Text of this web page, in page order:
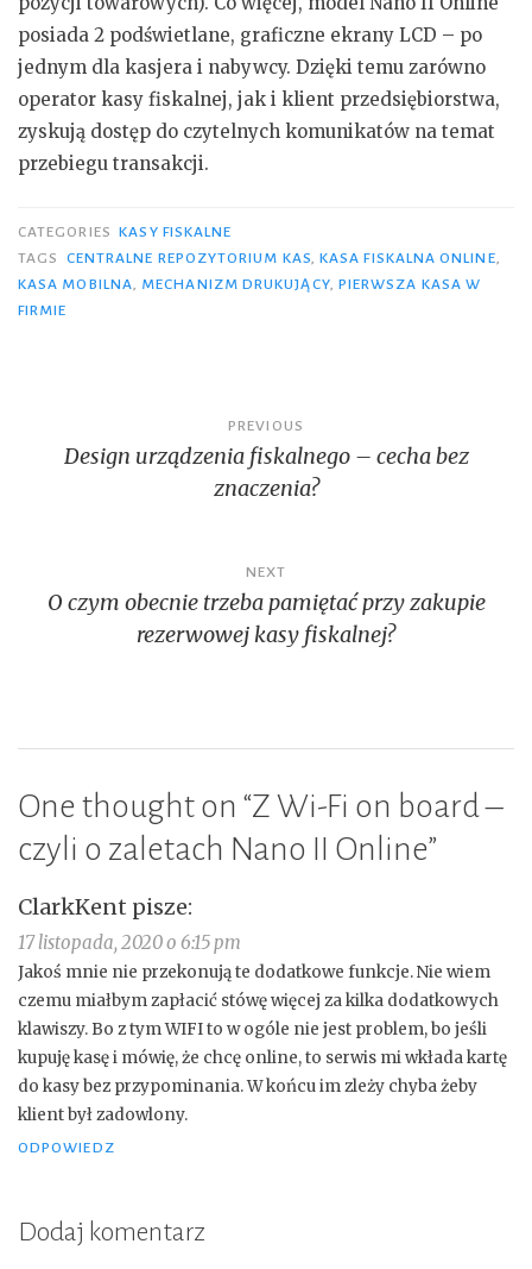
posiada 2 podświetlane, graficzne ekrany LCD – po
jednym dla kasjera i nabywcy. Dzięki temu zarówno
operator kasy fiskalnej, jak i klient przedsiębiorstwa,
zyskują dostęp do czytelnych komunikatów na temat
przebiegu transakcji.
CATEGORIES KASY FISKALNE
TAGS
CENTRALNE REPOZYTORIUM KAS,KASA FISKALNA ONLINE,
KASA MOBILNA, MECHANIZM DRUKUJĄCY, PIERWSZA KASA W
FIRMIE
wpisu
PREVIOUS
Design urządzenia fiskalnego – cecha bez
znaczenia?
NEXT
O czym obecnie trzeba pamiętać przy zakupie
rezerwowej kasy fiskalnej?
One thought on “Z Wi-Fi on board –
czyli o zaletach Nano II Online”
ClarkKent pisze:
17 listopada, 2020 o 6:15 pm
Jakoś mnie nie przekonują te dodatkowe funkcje. Nie wiem
czemu miałbym zapłacić stówę więcej za kilka dodatkowych
klawiszy. Bo z tym WIFI to w ogóle nie jest problem, bo jeśli
kupuję kasę i mówię, że chcę online, to serwis mi wkłada kartę
do kasy bez przypominania. W końcu im zleży chyba żeby
klient był zadowlony.
ODPOWIEDZ
Dodaj komentarz